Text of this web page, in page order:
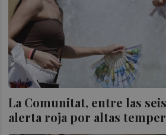
La Comunitat, entre las
alerta roja por altas